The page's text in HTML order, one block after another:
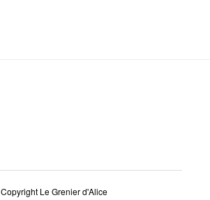
Copyright Le Grenier d'Alice